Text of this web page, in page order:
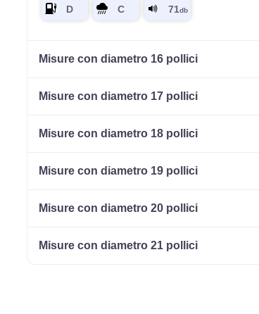
Misure con diametro 16 pollici
Misure con diametro 17 pollici
Misure con diametro 18 pollici
Misure con diametro 19 pollici
Misure con diametro 20 pollici
Misure con diametro 21 pollici